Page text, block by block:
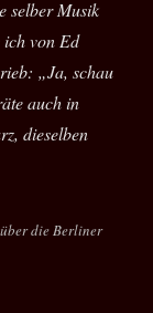
selber Musik
ich von Ed
„Ja, schau
auch in
dieselben
die Berliner